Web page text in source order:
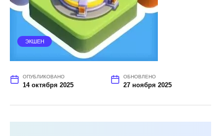
ЭКШЕН
ОПУБЛИКОВАНО
14 октября 2025
ОБНОВЛЕНО
27 ноября 2025